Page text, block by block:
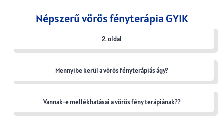
Népszerű vörös fényterápia GYIK
2. oldal
Mennyibe kerül a vörös fényterápiás ágy?
Vannak-e mellékhatásai a vörös fény terápiának??